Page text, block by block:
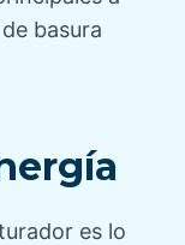
basura
es lo